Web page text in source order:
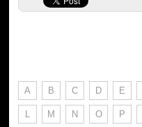
A B C D E
L M N O P